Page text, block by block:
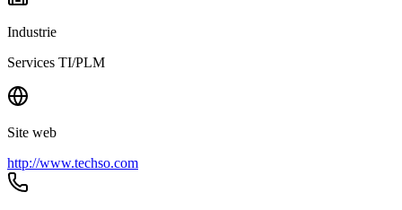
Industrie
Services TI/PLM
Site web
http://www.techso.com